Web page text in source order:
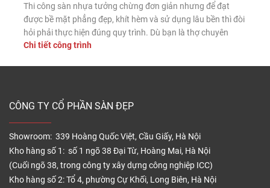
Thi công sàn nhựa tưởng chừng đơn giản nhưng để đạt
được bề mặt phẳng đẹp, khít hèm và sử dụng lâu bền thì đòi
hỏi phải thực hiện đúng quy trình. Dù bạn là thợ chuyên
nghiệp hay tự lát tại nhà, nắm vững các bước lắp đặt chuẩn
Chi tiết công trình
CÔNG TY CỔ PHẦN SÀN ĐẸP
Showroom: 339 Hoàng Quốc Việt, Cầu Giấy, Hà Nội
Kho hàng số 1: số 1 ngõ 38 Đại Từ, Hoàng Mai, Hà Nội
(Cuối ngõ 38, trong công ty xây dựng công nghiệp ICC)
Kho hàng số 2: Tổ 4, phường Cự Khối, Long Biên, Hà Nội